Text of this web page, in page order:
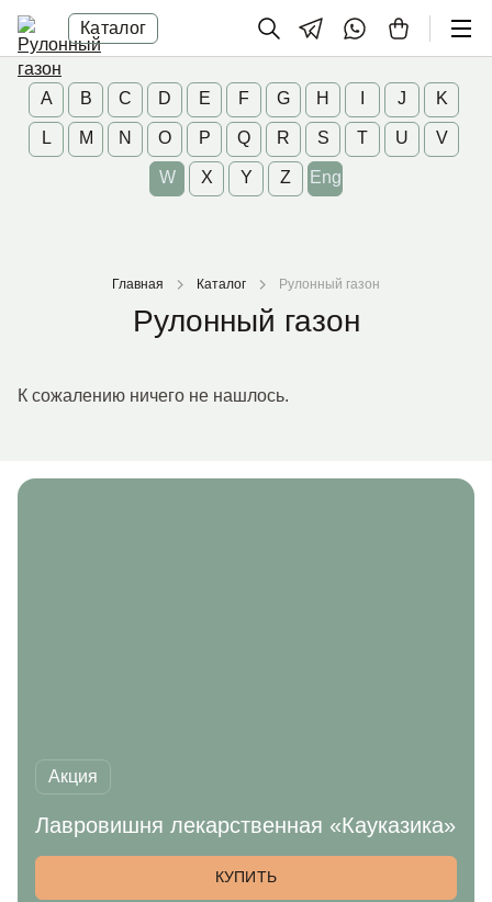
Каталог
A B C D E F G H J K
L M N O P Q R S T U V
W X Y Z Eng
Главная Каталог Рулонный газон
Рулонный газон
К сожалению ничего не нашлось.
Акция
Лавровишня лекарственная «Кауказика»
КУПИТЬ